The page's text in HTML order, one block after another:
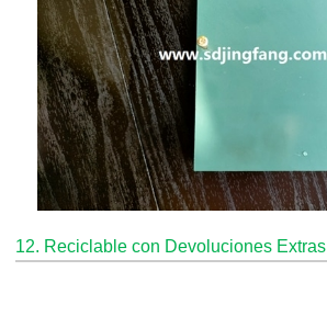
12. Reciclable con Devoluciones Extras